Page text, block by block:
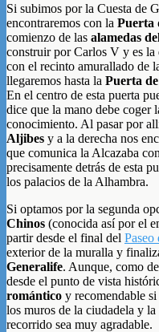
Si subimos por la Cuesta de
encontraremos con la Puerta
comienzo de las alamedas
construir por Carlos V y es la
con el recinto amurallado de
llegaremos hasta la Puerta
En el centro de esta puerta
dice que la mano debe coger
conocimiento. Al pasar por
Aljibes y a la derecha nos
que comunica la Alcazaba
precisamente detrás de esta
los palacios de la Alhambra.
Si optamos por la segunda
Chinos (conocida así por el
partir desde el final del Paseo
exterior de la muralla y
Generalife. Aunque, como
desde el punto de vista
romántico y recomendable
los muros de la ciudadela y
recorrido sea muy agradable.